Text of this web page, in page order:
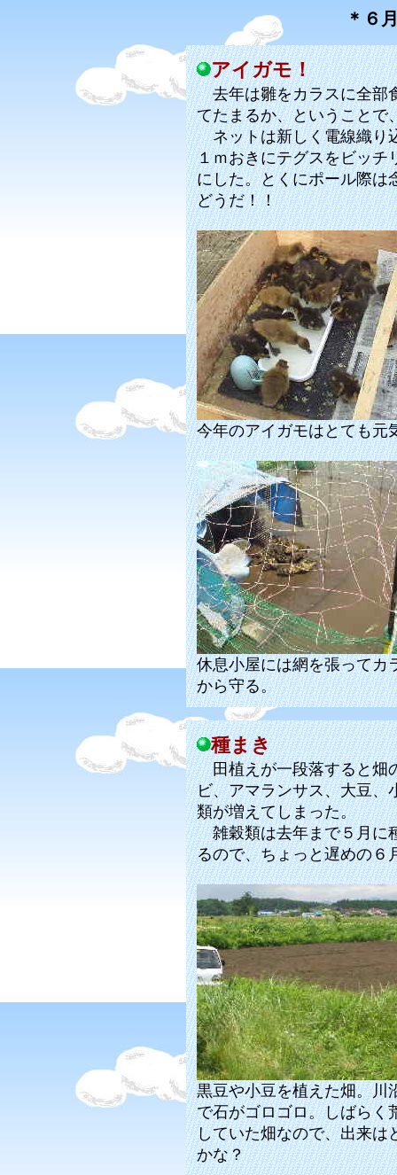
＊６
アイガモ！
去年は雛をカラスに全部
てたまるか、ということで
ネットは新しく電線織り
１ｍおきにテグスをビッチ
にした。とくにポール際は
どうだ！！
今年のアイガモはとても元
休息小屋には網を張ってカ
から守る。
種まき
田植えが一段落すると畑
ビ、アマランサス、大豆、
類が増えてしまった。
雑穀類は去年まで５月に
るので、ちょっと遅めの６
黒豆や小豆を植えた畑。川
で石がゴロゴロ。しばらく
していた畑なので、出来は
かな？